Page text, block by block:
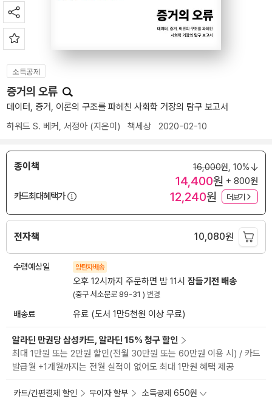
소득공제
증거의 오류
데이터, 증거, 이론의 구조를 파헤친 사회학 거장의 탐구 보고서
하워드 S. 베커 , 서정아 (지은이) 책세상 2020-02-10
종이책 16,000원, 10%
14,400원 + 800원
카드최대혜택가
12,240원 더보기
전자책 10,080원
수령예상일 양탄자배송
오후 12시까지 주문하면 밤 11시 잠들기전 배송
(중구 서소문로 89-31 ) 변경
배송료 유료 (도서 1만5천원 이상 무료)
알라딘 만권당 삼성카드, 알라딘 15% 청구 할인
최대 1만원 또는 2만원 할인(전월 30만원 또는 60만원 이용 시) / 카드
발급월 +1개월까지는 전월 실적이 없어도 최대 1만원 혜택 제공
카드/간편결제 할인 무이자 할부 소득공제 650원